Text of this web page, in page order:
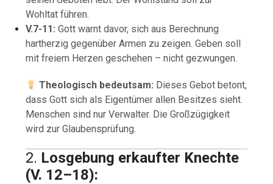
Wohltat führen.
V.7-11: Gott warnt davor, sich aus Berechnung
hartherzig gegenüber Armen zu zeigen. Geben soll
mit freiem Herzen geschehen – nicht gezwungen.
Theologisch bedeutsam: Dieses Gebot betont,
dass Gott sich als Eigentümer allen Besitzes sieht.
Menschen sind nur Verwalter. Die Großzügigkeit
wird zur Glaubensprüfung.
2. Losgebung erkaufter Knechte
(V. 12–18):